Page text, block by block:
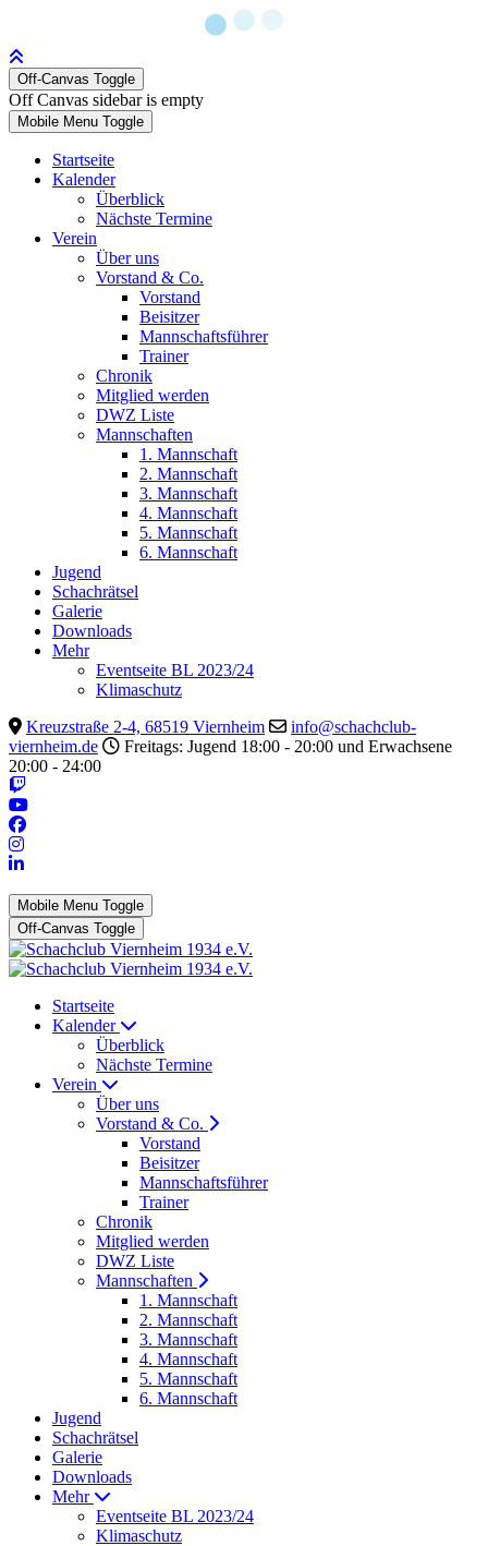
Off-Canvas Toggle
Off Canvas sidebar is empty
Mobile Menu Toggle
Startseite
Kalender
Überblick
Nächste Termine
Verein
Über uns
Vorstand & Co.
Vorstand
Beisitzer
Mannschaftsführer
Trainer
Chronik
Mitglied werden
DWZ Liste
Mannschaften
1. Mannschaft
2. Mannschaft
3. Mannschaft
4. Mannschaft
5. Mannschaft
6. Mannschaft
Jugend
Schachrätsel
Galerie
Downloads
Mehr
Eventseite BL 2023/24
Klimaschutz
Kreuzstraße 2-4, 68519 Viernheim
info@schachclub-
viernheim.de
Freitags: Jugend 18:00 - 20:00 und Erwachsene
20:00 - 24:00
Mobile Menu Toggle
Off-Canvas Toggle
Startseite
Kalender
Überblick
Nächste Termine
Verein
Über uns
Vorstand & Co.
Vorstand
Beisitzer
Mannschaftsführer
Trainer
Chronik
Mitglied werden
DWZ Liste
Mannschaften
1. Mannschaft
2. Mannschaft
3. Mannschaft
4. Mannschaft
5. Mannschaft
6. Mannschaft
Jugend
Schachrätsel
Galerie
Downloads
Mehr
Eventseite BL 2023/24
Klimaschutz